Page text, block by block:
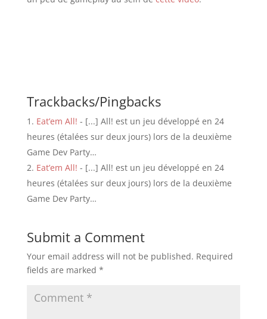
Trackbacks/Pingbacks
Eat’em All! - [...] All! est un jeu développé en 24
heures (étalées sur deux jours) lors de la deuxième
Game Dev Party…
Eat’em All! - [...] All! est un jeu développé en 24
heures (étalées sur deux jours) lors de la deuxième
Game Dev Party…
Submit a Comment
Your email address will not be published. Required
fields are marked *